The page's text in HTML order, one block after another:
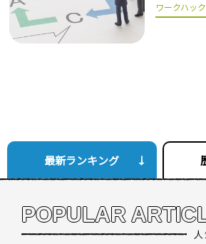
ワークハック
最新ランキング
POPULAR